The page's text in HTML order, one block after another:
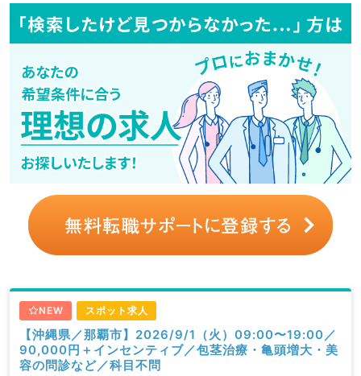
NEW スポット求人
【沖縄県／那覇市】2026/9/1（火）09:00〜19:00／
90,000円＋インセンティブ／包茎治療・亀頭増大・美
容の問診など／科目不問